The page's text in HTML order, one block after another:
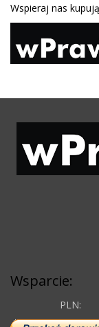
Wspieraj nas
Wsparcie:
PLN: